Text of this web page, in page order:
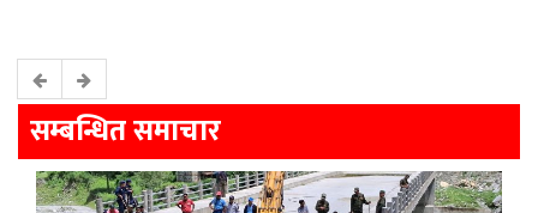
सम्बन्धित समाचार